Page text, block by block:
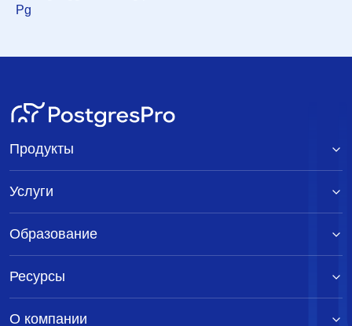
<meskes@postgresql.org>
Re: ECPG failed and Postmaster getting bigger in
using perl Pg
Re: ECPG failed and Postmaster getting bigger in
Pg
Продукты
Услуги
Образование
Ресурсы
О компании